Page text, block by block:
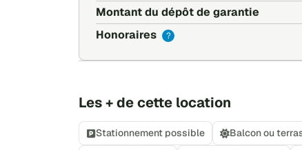
Montant du dépôt de garantie
Honoraires
?
Les + de cette location
Stationnement possible Balcon ou